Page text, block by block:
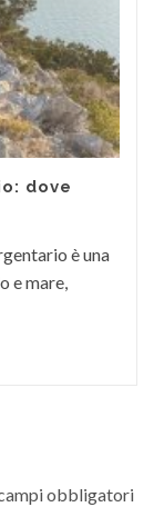
dove
è una
e mare,
obbligatori